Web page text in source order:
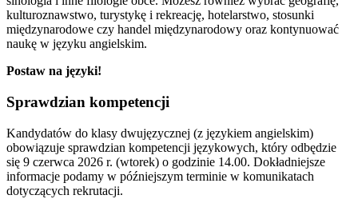
kulturoznawstwo, turystykę i rekreację, hotelarstwo, stosunki
międzynarodowe czy handel międzynarodowy oraz kontynuować
naukę w języku angielskim.
Postaw na języki!
Sprawdzian kompetencji
Kandydatów do klasy dwujęzycznej (z językiem angielskim)
obowiązuje sprawdzian kompetencji językowych, który odbędzie
się 9 czerwca 2026 r. (wtorek) o godzinie 14.00. Dokładniejsze
informacje podamy w późniejszym terminie w komunikatach
dotyczących rekrutacji.